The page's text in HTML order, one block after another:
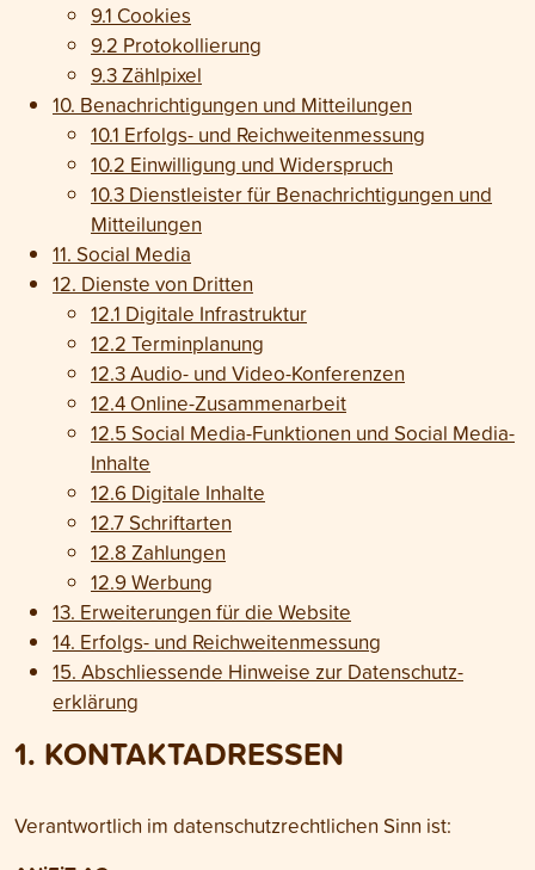
9.1 Cookies
9.2 Protokollierung
9.3 Zählpixel
10. Benach­richti­gungen und Mit­teilungen
10.1 Erfolgs- und Reichweiten­messung
10.2 Einwilligung und Wider­spruch
10.3 Dienst­leister für Benach­richti­gungen und
Mit­teilungen
11. Social Media
12. Dienste von Dritten
12.1 Digitale Infrastruktur
12.2 Terminplanung
12.3 Audio- und Video-Konferenzen
12.4 Online-Zusammenarbeit
12.5 Social Media-Funktionen und Social Media-
Inhalte
12.6 Digitale Inhalte
12.7 Schriftarten
12.8 Zahlungen
12.9 Werbung
13. Erweiterungen für die Website
14. Erfolgs- und Reichweiten­messung
15. Abschliessende Hinweise zur Daten­schutz­
erklärung
1. KONTAKT­ADRESSEN
Verantwortlich im daten­schutz­rechtlichen Sinn ist: